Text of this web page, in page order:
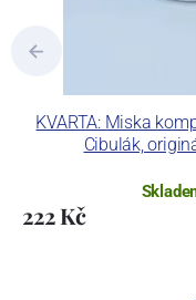
KVARTA: Miska
Cibulák,
222 Kč